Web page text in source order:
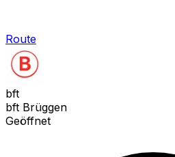
Route
bft
bft Brüggen
Geöffnet